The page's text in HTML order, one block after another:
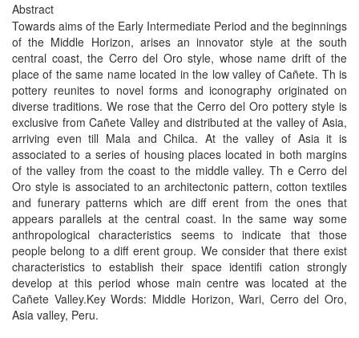
Abstract
Towards aims of the Early Intermediate Period and the beginnings
of the Middle Horizon, arises an innovator style at the south
central coast, the Cerro del Oro style, whose name drift of the
place of the same name located in the low valley of Cañete. Th is
pottery reunites to novel forms and iconography originated on
diverse traditions. We rose that the Cerro del Oro pottery style is
exclusive from Cañete Valley and distributed at the valley of Asia,
arriving even till Mala and Chilca. At the valley of Asia it is
associated to a series of housing places located in both margins
of the valley from the coast to the middle valley. Th e Cerro del
Oro style is associated to an architectonic pattern, cotton textiles
and funerary patterns which are diff erent from the ones that
appears parallels at the central coast. In the same way some
anthropological characteristics seems to indicate that those
people belong to a diff erent group. We consider that there exist
characteristics to establish their space identifi cation strongly
develop at this period whose main centre was located at the
Cañete Valley.Key Words: Middle Horizon, Wari, Cerro del Oro,
Asia valley, Peru.